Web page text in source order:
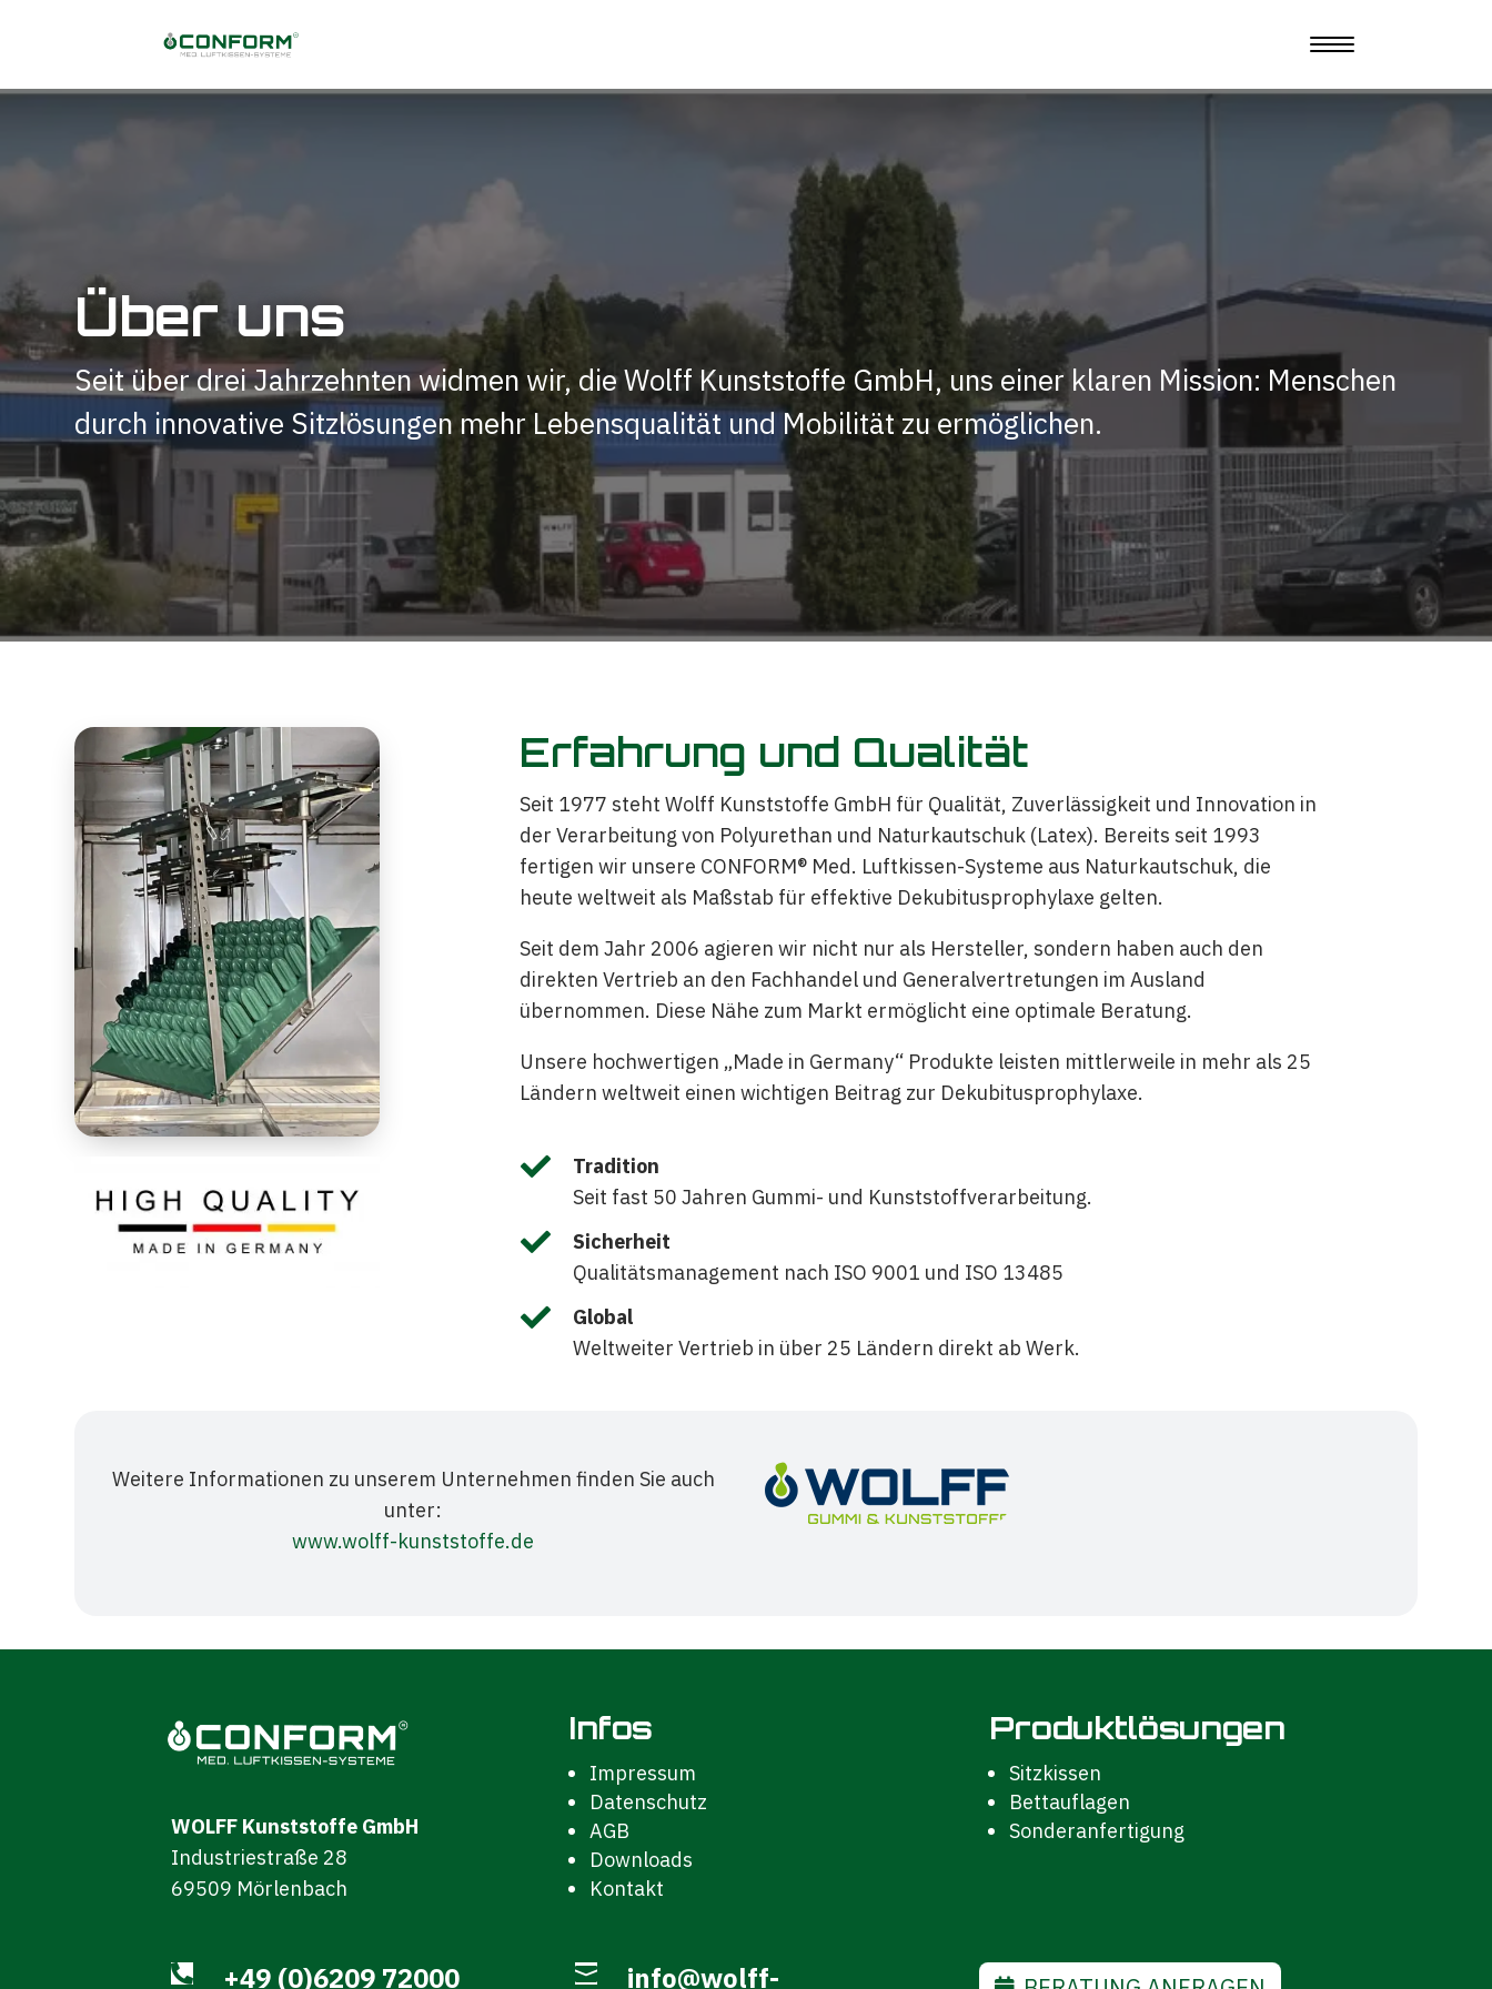
Über uns
Seit über drei Jahrzehnten widmen wir, die Wolff Kunststoffe GmbH, uns einer klaren Mission: Menschen
durch innovative Sitzlösungen mehr Lebensqualität und Mobilität zu ermöglichen.
Erfahrung und Qualität
Seit 1977 steht Wolff Kunststoffe GmbH für Qualität, Zuverlässigkeit und Innovation in
der Verarbeitung von Polyurethan und Naturkautschuk (Latex). Bereits seit 1993
fertigen wir unsere CONFORM® Med. Luftkissen-Systeme aus Naturkautschuk, die
heute weltweit als Maßstab für effektive Dekubitusprophylaxe gelten.
Seit dem Jahr 2006 agieren wir nicht nur als Hersteller, sondern haben auch den
direkten Vertrieb an den Fachhandel und Generalvertretungen im Ausland
übernommen. Diese Nähe zum Markt ermöglicht eine optimale Beratung.
Unsere hochwertigen „Made in Germany“ Produkte leisten mittlerweile in mehr als 25
Ländern weltweit einen wichtigen Beitrag zur Dekubitusprophylaxe.

Tradition
Seit fast 50 Jahren Gummi- und Kunststoffverarbeitung.

Sicherheit
Qualitätsmanagement nach ISO 9001 und ISO 13485

Global
Weltweiter Vertrieb in über 25 Ländern direkt ab Werk.
Weitere Informationen zu unserem Unternehmen finden Sie auch
unter:
www.wolff-kunststoffe.de
WOLFF Kunststoffe GmbH
Industriestraße 28
69509 Mörlenbach
Infos
Impressum
Datenschutz
AGB
Downloads
Kontakt
Produktlösungen
Sitzkissen
Bettauflagen
Sonderanfertigung
 +49 (0)6209 72000  info@wolff-